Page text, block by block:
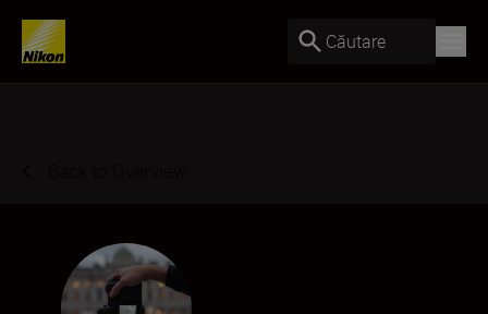
Căutare